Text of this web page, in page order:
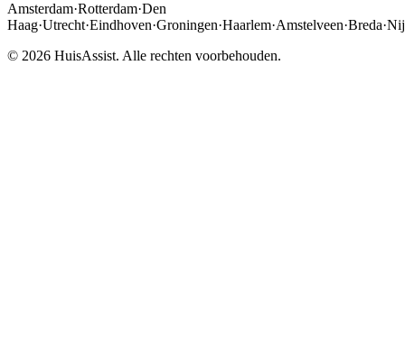
Amsterdam·Rotterdam·Den
Haag·Utrecht·Eindhoven·Groningen·Haarlem·Amstelveen·Breda·
© 2026 HuisAssist. Alle rechten voorbehouden.